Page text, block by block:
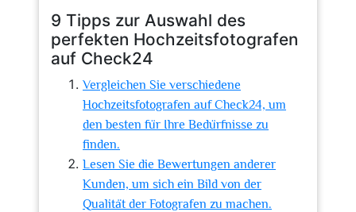
9 Tipps zur Auswahl des
perfekten Hochzeitsfotografen
auf Check24
Vergleichen Sie verschiedene
Hochzeitsfotografen auf Check24, um
den besten für Ihre Bedürfnisse zu
finden.
Lesen Sie die Bewertungen anderer
Kunden, um sich ein Bild von der
Qualität der Fotografen zu machen.